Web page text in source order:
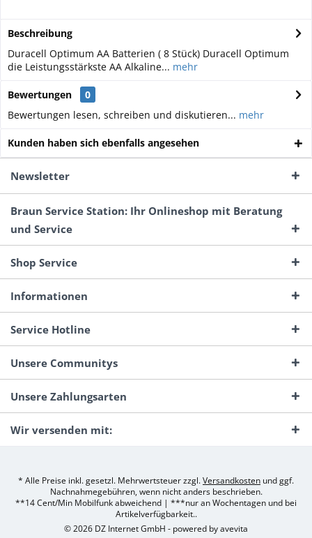
Beschreibung
Duracell Optimum AA Batterien ( 8 Stück) Duracell Optimum
die Leistungsstärkste AA Alkaline... mehr
Bewertungen
0
Bewertungen lesen, schreiben und diskutieren... mehr
Kunden haben sich ebenfalls angesehen
Newsletter
Braun Service Station: Ihr Onlineshop mit Beratung
und Service
Shop Service
Informationen
Service Hotline
Unsere Communitys
Unsere Zahlungsarten
Wir versenden mit:
* Alle Preise inkl. gesetzl. Mehrwertsteuer zzgl.Versandkosten und ggf.
Nachnahmegebühren, wenn nicht anders beschrieben.
**14 Cent/Min Mobilfunk abweichend | ***nur an Wochentagen und bei
Artikelverfügbarkeit..
© 2026 DZ Internet GmbH - powered byavevita